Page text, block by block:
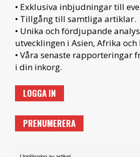
• Exklusiva inbjudningar till
• Tillgång till samtliga artiklar.
• Unika och fördjupande
utvecklingen i Asien, Afrika
• Våra senaste rapporteringar
i din inkorg.
LOGGA IN
PRENUMERERA